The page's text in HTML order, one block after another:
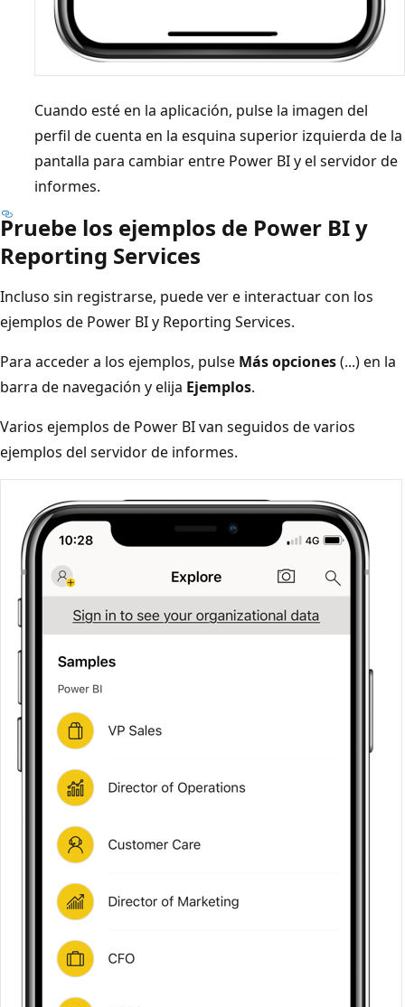
Cuando esté en la aplicación, pulse la imagen del
perfil de cuenta en la esquina superior izquierda de la
pantalla para cambiar entre Power BI y el servidor de
informes.
Pruebe los ejemplos de Power BI y
Reporting Services
Incluso sin registrarse, puede ver e interactuar con los
ejemplos de Power BI y Reporting Services.
Para acceder a los ejemplos, pulse Más opciones(...) en la
barra de navegación y elija Ejemplos.
Varios ejemplos de Power BI van seguidos de varios
ejemplos del servidor de informes.